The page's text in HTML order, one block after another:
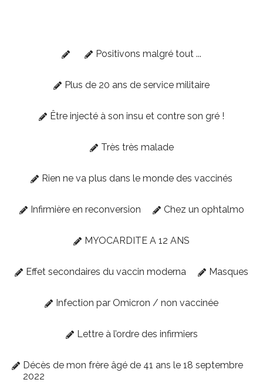
Positivons malgré tout ...
Plus de 20 ans de service militaire
Être injecté à son insu et contre son gré !
Très très malade
Rien ne va plus dans le monde des vaccinés
Infirmière en reconversion Chez un ophtalmo
MYOCARDITE A 12 ANS
Effet secondaires du vaccin moderna Masques
Infection par Omicron / non vaccinée
Lettre à l’ordre des infirmiers
Décès de mon frère âgé de 41 ans le 18 septembre
2022